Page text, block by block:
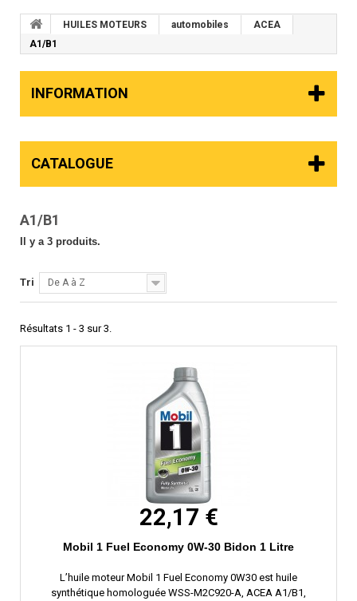
HUILES MOTEURS automobiles
ACEA
A1/B1
INFORMATION
CATALOGUE
A1/B1
Il y a 3 produits.
Tri De A à Z
Résultats 1 - 3 sur 3.
22,17 €
Mobil 1 Fuel Economy 0W-30 Bidon 1 Litre
L’huile moteur Mobil 1 Fuel Economy 0W30 est huile
synthétique homologuée WSS-M2C920-A, ACEA A1/B1,